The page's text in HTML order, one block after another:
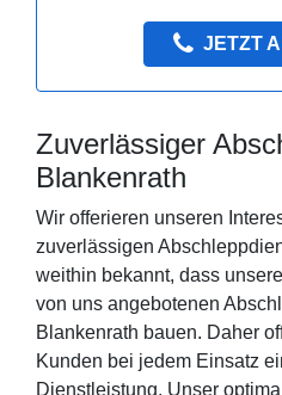
JETZT
Zuverlässiger
Blankenrath
Wir offerieren unseren
zuverlässigen
weithin bekannt, dass
von uns angebotenen
Blankenrath bauen. Daher
Kunden bei jedem Einsatz
Dienstleistung. Unser